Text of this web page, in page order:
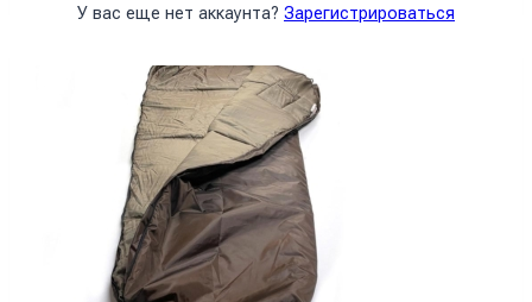
У вас еще нет аккаунта? Зарегистрироваться